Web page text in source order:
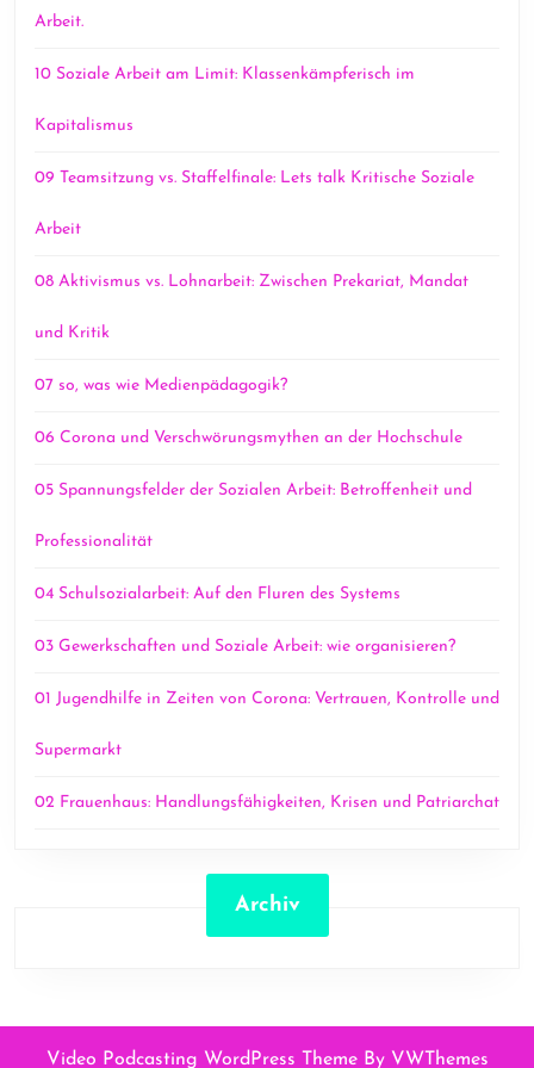
Arbeit.
10 Soziale Arbeit am Limit: Klassenkämpferisch im
Kapitalismus
09 Teamsitzung vs. Staffelfinale: Lets talk Kritische Soziale
Arbeit
08 Aktivismus vs. Lohnarbeit: Zwischen Prekariat, Mandat
und Kritik
07 so, was wie Medienpädagogik?
06 Corona und Verschwörungsmythen an der Hochschule
05 Spannungsfelder der Sozialen Arbeit: Betroffenheit und
Professionalität
04 Schulsozialarbeit: Auf den Fluren des Systems
03 Gewerkschaften und Soziale Arbeit: wie organisieren?
01 Jugendhilfe in Zeiten von Corona: Vertrauen, Kontrolle und
Supermarkt
02 Frauenhaus: Handlungsfähigkeiten, Krisen und Patriarchat
Archiv
Video Podcasting WordPress ThemeBy VWThemes